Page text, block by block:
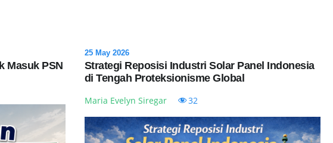
Masuk PSN
25 May 2026
Strategi Reposisi Industri Solar Panel Indonesia
di Tengah Proteksionisme Global
Maria Evelyn Siregar 32